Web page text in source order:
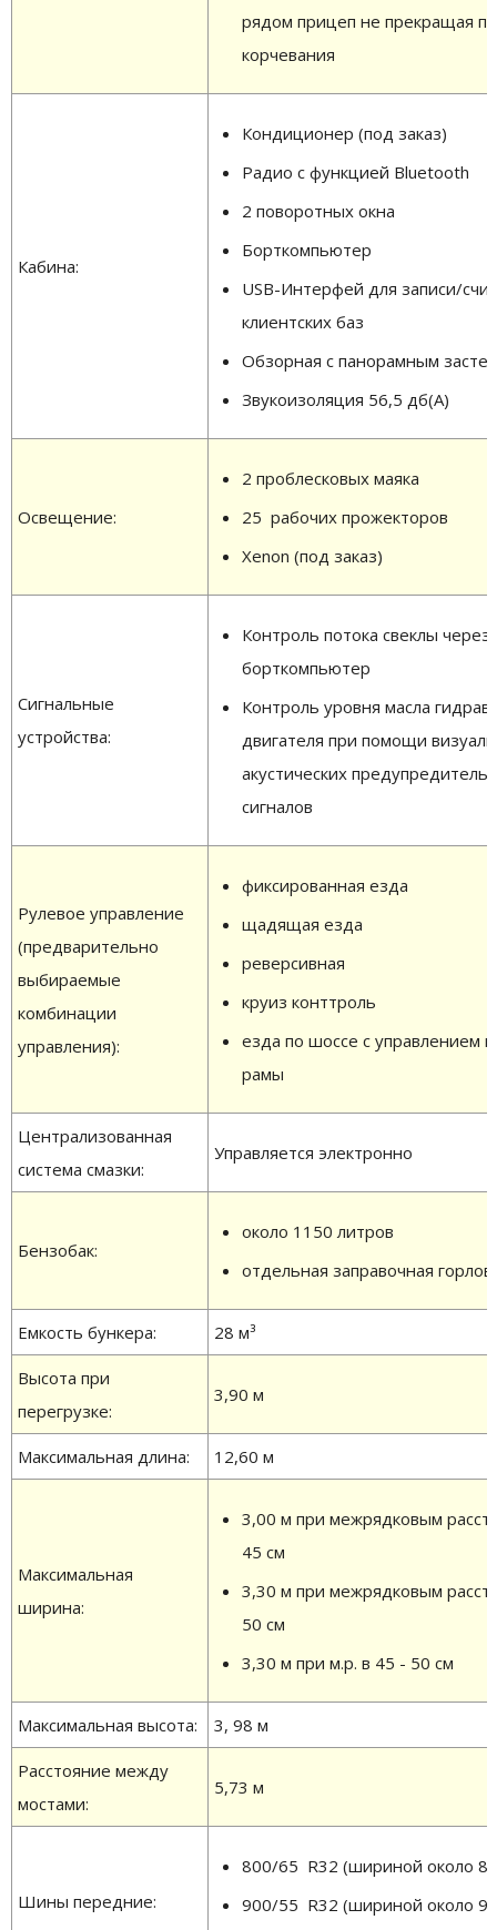
рядом прицеп не прекращая
корчевания
Кабина:
Кондиционер (под заказ)
Радио с функцией Bluetooth
2 поворотных окна
Борткомпьютер
USB-Интерфей для записи/
клиентских баз
Обзорная с панорамным
Звукоизоляция 56,5 дб(А)
Освещение:
2 проблесковых маяка
25 рабочих прожекторов
Xenon (под заказ)
Сигнальные
устройства:
Контроль потока свеклы через
борткомпьютер
Контроль уровня масла
двигателя при помощи
акустических
сигналов
Рулевое управление
(предварительно
выбираемые
комбинации
управления):
фиксированная езда
щадящая езда
реверсивная
круиз конттроль
езда по шоссе с управлением
рамы
Централизованная
система смазки:
Управляется электронно
Бензобак:
около 1150 литров
отдельная заправочная
Емкость бункера: 28 м³
Высота при
перегрузке:
3,90 м
Максимальная длина: 12,60 м
Максимальная
ширина:
3,00 м при межрядковым
45 см
3,30 м при межрядковым
50 см
3,30 м при м.р. в 45 - 50 см
Максимальная высота: 3, 98 м
Расстояние между
мостами:
5,73 м
Шины передние:
800/65 R32 (шириной около
900/55 R32 (шириной около